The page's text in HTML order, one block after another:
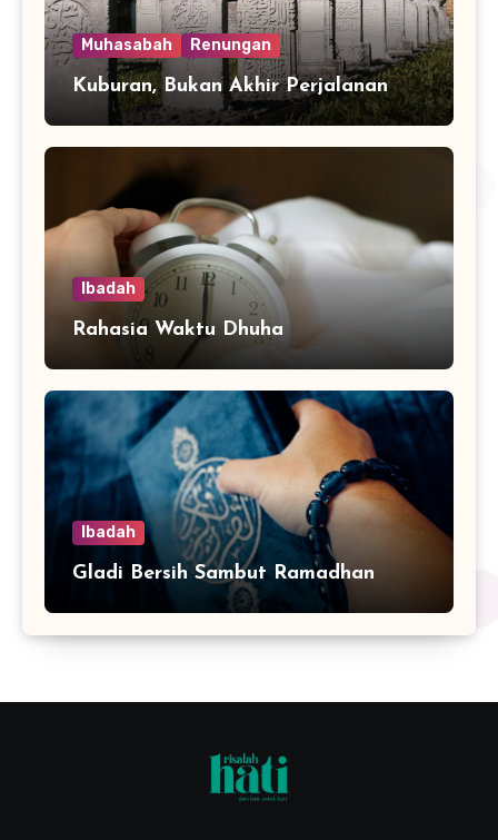
Muhasabah Renungan
Kuburan, Bukan Akhir Perjalanan
Ibadah
Rahasia Waktu Dhuha
Ibadah
Gladi Bersih Sambut Ramadhan